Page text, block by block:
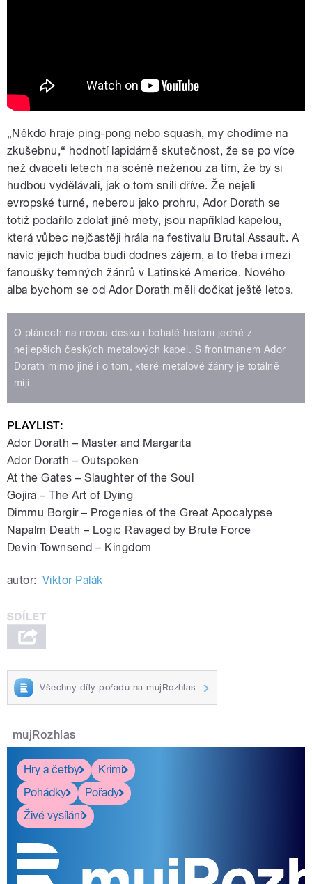
„Někdo hraje ping-pong nebo squash, my chodíme na
zkušebnu,“ hodnotí lapidárně skutečnost, že se po více
než dvaceti letech na scéně neženou za tím, že by si
hudbou vydělávali, jak o tom snili dříve. Že nejeli
evropské turné, neberou jako prohru, Ador Dorath se
totiž podařilo zdolat jiné mety, jsou například kapelou,
která vůbec nejčastěji hrála na festivalu Brutal Assault. A
navíc jejich hudba budí dodnes zájem, a to třeba i mezi
fanoušky temných žánrů v Latinské Americe. Nového
alba bychom se od Ador Dorath měli dočkat ještě letos.
O plánech na novou desku i bohaté historii jedné z
nejlepších českých metalových kapel. S frontmanem Ador
Dorath mimo jiné i o tom, které metalové žánry je totálně
míjí.
PLAYLIST:
Ador Dorath – Master and Margarita
Ador Dorath – Outspoken
At the Gates – Slaughter of the Soul
Gojira – The Art of Dying
Dimmu Borgir – Progenies of the Great Apocalypse
Napalm Death – Logic Ravaged by Brute Force
Devin Townsend – Kingdom
autor: Viktor Palák
Všechny díly pořadu na mujRozhlas
mujRozhlas
Hry a četby
Krimi
Pohádky
Pořady
Živé vysílání